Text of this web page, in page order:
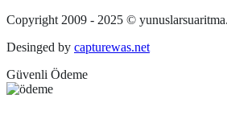
Copyright 2009 - 2025 ©
Desinged by capturewas.net
Güvenli Ödeme